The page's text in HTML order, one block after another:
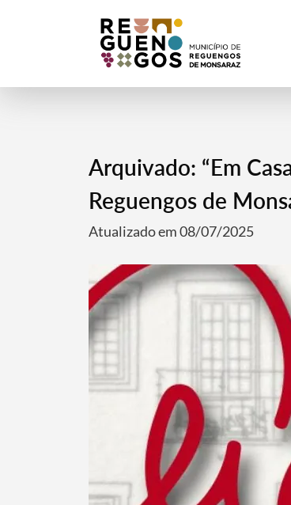
Arquivado: “Em
Reguengos de
Atualizado em 08/07/2025